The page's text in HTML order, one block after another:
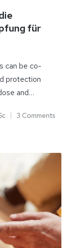
für
can be co-
protection
and…
3 Comments